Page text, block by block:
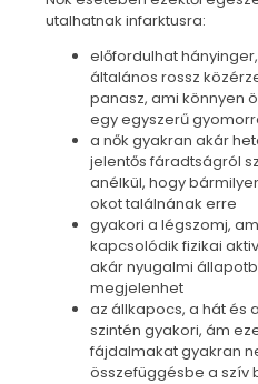
utalhatnak infarktusra:
előfordulhat
általános rossz
panasz, ami könnyen
egy egyszerű
a nők gyakran akár
jelentős fáradtságról
anélkül, hogy
okot találnának erre
gyakori a légszomj,
kapcsolódik fizikai
akár nyugalmi
megjelenhet
az állkapocs, a hát és
szintén gyakori, ám
fájdalmakat gyakran
összefüggésbe a szív